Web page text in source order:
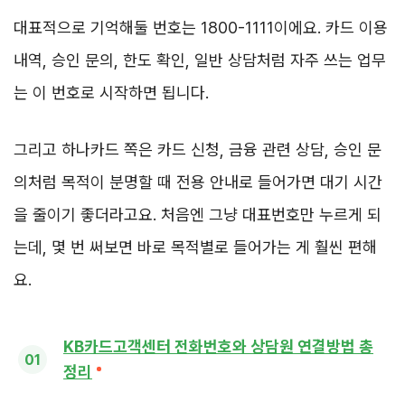
대표적으로 기억해둘 번호는 1800-1111이에요. 카드 이용
내역, 승인 문의, 한도 확인, 일반 상담처럼 자주 쓰는 업무
는 이 번호로 시작하면 됩니다.
그리고 하나카드 쪽은 카드 신청, 금융 관련 상담, 승인 문
의처럼 목적이 분명할 때 전용 안내로 들어가면 대기 시간
을 줄이기 좋더라고요. 처음엔 그냥 대표번호만 누르게 되
는데, 몇 번 써보면 바로 목적별로 들어가는 게 훨씬 편해
요.
KB카드고객센터 전화번호와 상담원 연결방법 총
정리